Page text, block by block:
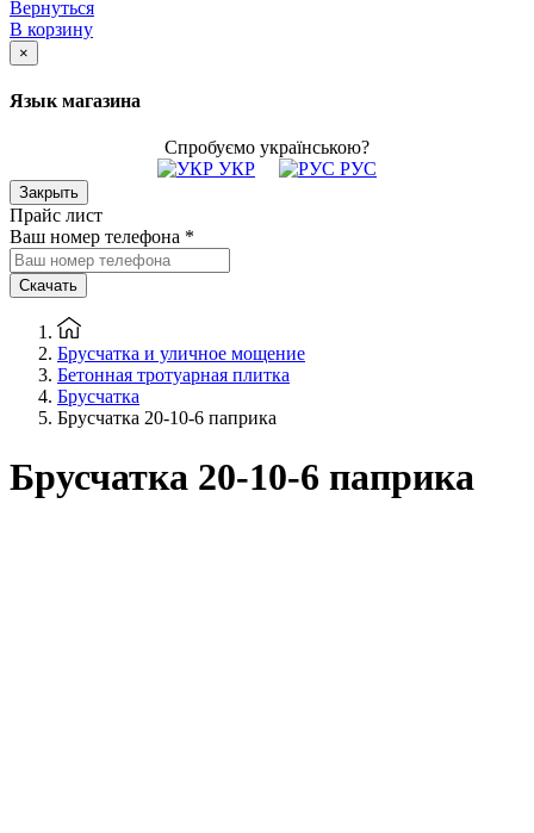
Вернуться
В корзину
×
Язык магазина
Спробуємо українською?
УКР
РУС
Закрыть
Прайс лист
Ваш номер телефона *
Скачать
Брусчатка и уличное мощение
Бетонная тротуарная плитка
Брусчатка
Брусчатка 20-10-6 паприка
Брусчатка 20-10-6 паприка